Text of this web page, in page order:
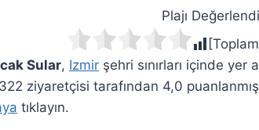
Plajı
Sular, Izmir şehri sınırları içinde yer
ziyaretçisi tarafından 4,0
tıklayın.